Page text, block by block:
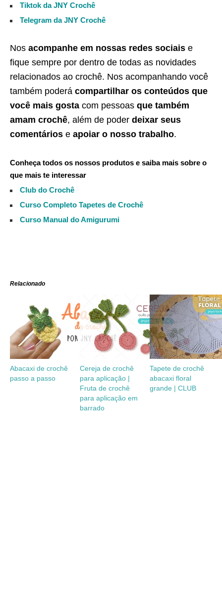
Tiktok da JNY Crochê
Telegram da JNY Crochê
Nos acompanhe em nossas redes sociais e
fique sempre por dentro de todas as novidades
relacionados ao crochê. Nos acompanhando você
também poderá compartilhar os conteúdos que
você mais gosta com pessoas que também
amam crochê, além de poder deixar seus
comentários e apoiar o nosso trabalho.
Conheça todos os nossos produtos e saiba mais sobre o
que mais te interessar
Club do Crochê
Curso Completo Tapetes de Crochê
Curso Manual do Amigurumi
Relacionado
Abacaxi de crochê
passo a passo
Cereja de crochê
para aplicação |
Fruta de crochê
para aplicação em
barrado
Tapete de crochê
abacaxi floral
grande | CLUB